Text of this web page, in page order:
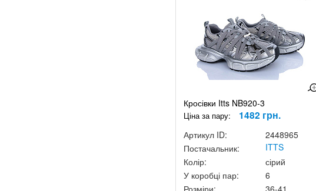
Кросівки Itts NB920-3
Ціна за пару: 1482 грн.
Артикул ID:
2448965
Постачальник:
ITTS
Колір:
сірий
У коробці пар:
6